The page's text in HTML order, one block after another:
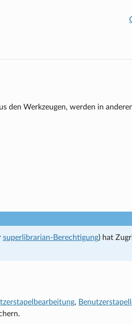
den Werkzeugen, werden in
superlibrarian-Berechtigung) hat
,